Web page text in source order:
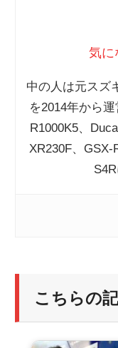
気に
中の人は元スズ
を2014年から
R1000K5、
XR230F、GSX-
こちらの